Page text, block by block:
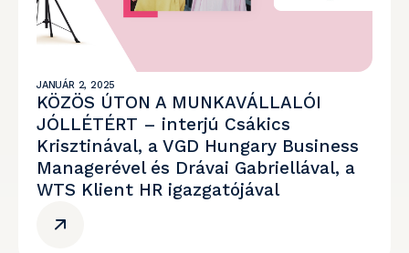
JANUÁR 2, 2025
KÖZÖS ÚTON A MUNKAVÁLLALÓI
JÓLLÉTÉRT – interjú Csákics
Krisztinával, a VGD Hungary Business
Managerével és Drávai Gabriellával, a
WTS Klient HR igazgatójával